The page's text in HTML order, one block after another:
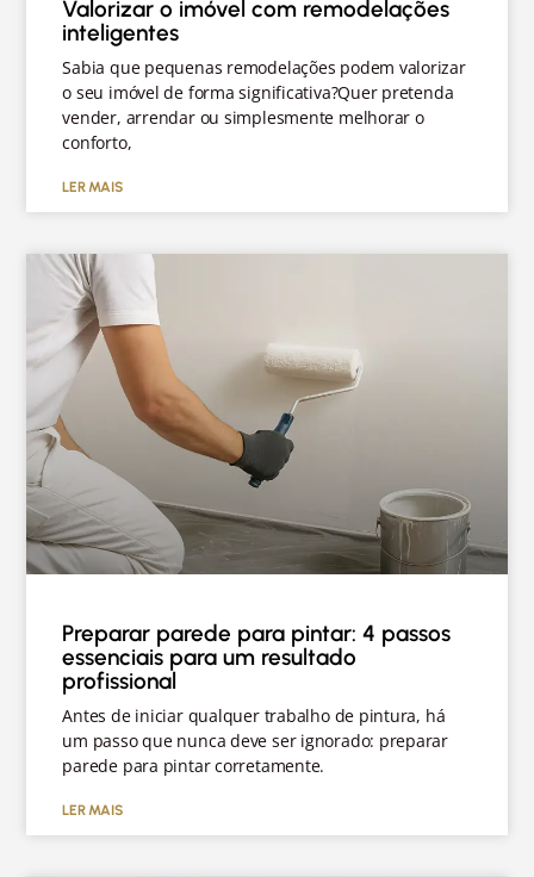
Valorizar o imóvel com remodelações
inteligentes
Sabia que pequenas remodelações podem valorizar
o seu imóvel de forma significativa?Quer pretenda
vender, arrendar ou simplesmente melhorar o
conforto,
LER MAIS
Preparar parede para pintar: 4 passos
essenciais para um resultado
profissional
Antes de iniciar qualquer trabalho de pintura, há
um passo que nunca deve ser ignorado: preparar
parede para pintar corretamente.
LER MAIS